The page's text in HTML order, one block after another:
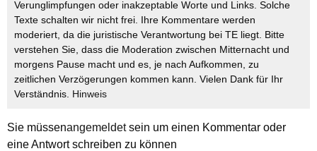
Verunglimpfungen oder inakzeptable Worte und Links. Solche
Texte schalten wir nicht frei. Ihre Kommentare werden
moderiert, da die juristische Verantwortung bei TE liegt. Bitte
verstehen Sie, dass die Moderation zwischen Mitternacht und
morgens Pause macht und es, je nach Aufkommen, zu
zeitlichen Verzögerungen kommen kann. Vielen Dank für Ihr
Verständnis. Hinweis
Sie müssenangemeldetsein um einen Kommentar oder
eine Antwort schreiben zu können